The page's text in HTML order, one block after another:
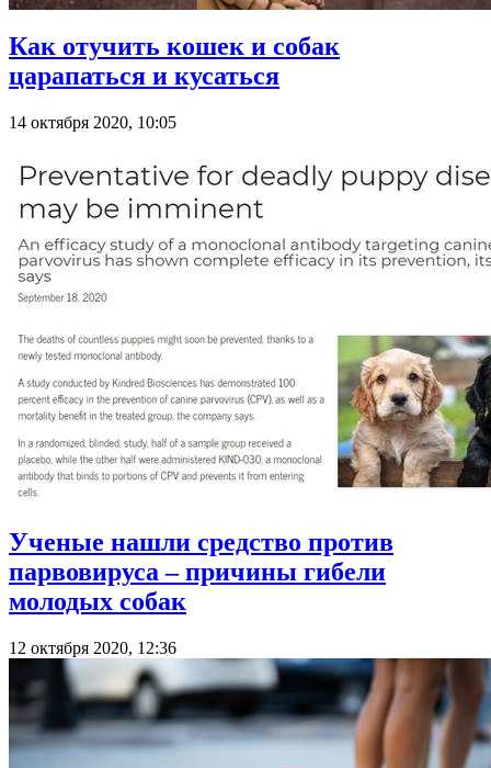
Как отучить кошек и собак
царапаться и кусаться
14 октября 2020, 10:05
Ученые нашли средство против
парвовируса – причины гибели
молодых собак
12 октября 2020, 12:36